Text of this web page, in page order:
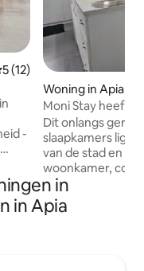
beoordeling
5 (12)
-
Woning in Apia
Moni Stay heeft
slaapkamers.
Dit onlangs
slaapkamers ligt
van de stad en
woonkamer,
dicht bij winkels,
wordt begroet
luchtige open
in
in Apia